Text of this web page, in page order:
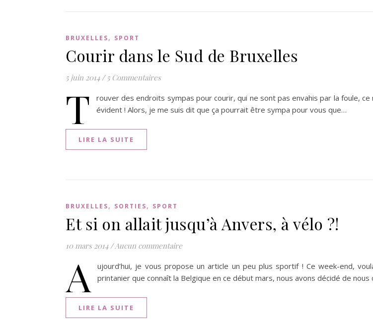
BRUXELLES, SPORT
Courir dans le Sud de Bruxelles
5 juin 2014 / 5 Commentaires
T
rouver des endroits sympas pour courir, qui ne sont pas envahis par la foule,
évident ! Alors, je me suis dit que ça pourrait être sympa pour vous que…
LIRE LA SUITE
BRUXELLES, SORTIES, SPORT
Et si on allait jusqu’à Anvers, à vélo ?!
10 mars 2014 /Aucun commentaire
A
ujourd’hui, je vous propose un article un peu plus sportif ! Ce week-end,
printanier que connaît la Belgique en ce début mars, nous avons décidé de
LIRE LA SUITE